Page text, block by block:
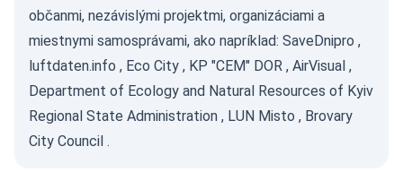
občanmi, nezávislými projektmi, organizáciami a
miestnymi samosprávami, ako napríklad: SaveDnipro ,
luftdaten.info , Eco City , KP "CEM" DOR , AirVisual ,
Department of Ecology and Natural Resources of Kyiv
Regional State Administration , LUN Misto , Brovary
City Council .